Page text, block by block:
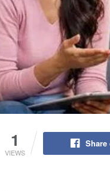
1
VIEWS
Share